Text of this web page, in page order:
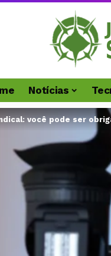
Notícias
você pode ser